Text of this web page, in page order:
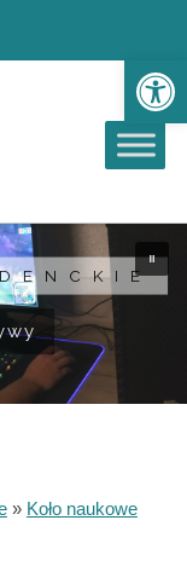
» Koło naukowe